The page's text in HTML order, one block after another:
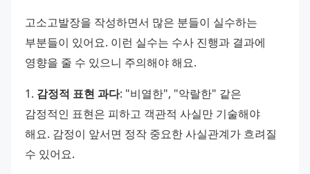
고소고발장을 작성하면서 많은 분들이 실수하는
부분들이 있어요. 이런 실수는 수사 진행과 결과에
영향을 줄 수 있으니 주의해야 해요.
1. 감정적 표현 과다: "비열한", "악랄한" 같은
감정적인 표현은 피하고 객관적 사실만 기술해야
해요. 감정이 앞서면 정작 중요한 사실관계가 흐려질
수 있어요.